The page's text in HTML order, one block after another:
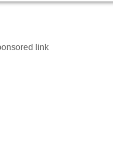
link